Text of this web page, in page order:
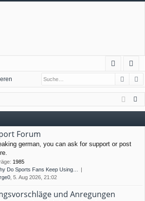
m
el
ist
rie
Forum
german, you can ask for support or post
: 1985
Do Sports Fans Keep Using…
, 5. Aug 2026, 21:02
und Anregungen